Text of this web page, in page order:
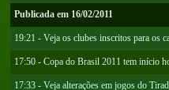
Publicada em 16/02/2011
19:21 - Veja os clubes inscritos para os
17:50 - Copa do Brasil 2011 tem início
17:33 - Veja alterações em jogos do